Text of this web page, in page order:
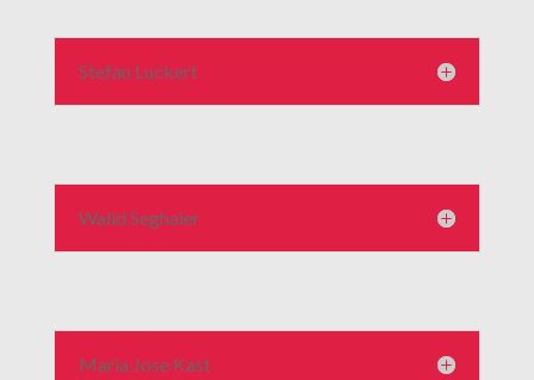
Stefan Luckert
Walid Seghaier
Maria Jose Kast